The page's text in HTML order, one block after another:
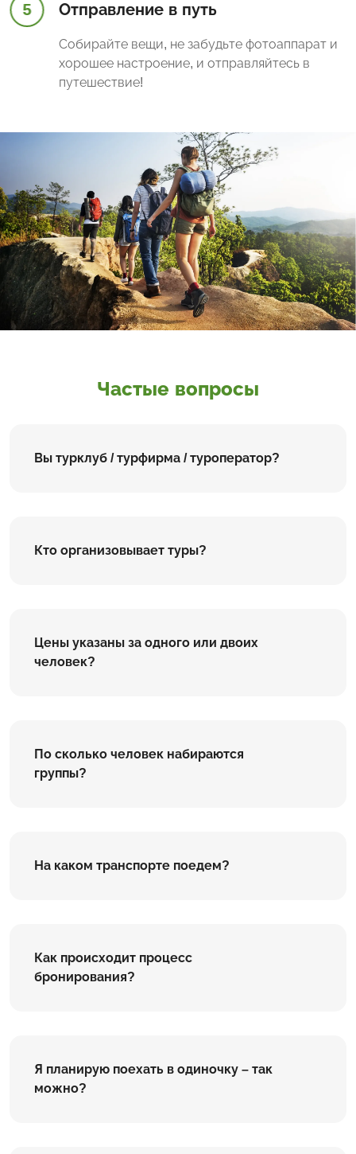
5 Отправление в путь
Собирайте вещи, не забудьте фотоаппарат и
хорошее настроение, и отправляйтесь в
путешествие!
Частые вопросы
Вы турклуб / турфирма / туроператор?
Кто организовывает туры?
Цены указаны за одного или двоих
человек?
По сколько человек набираются
группы?
На каком транспорте поедем?
Как происходит процесс
бронирования?
Я планирую поехать в одиночку – так
можно?